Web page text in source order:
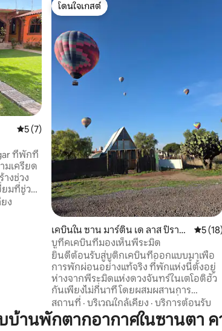
คะแนนเฉลี่ย 5 จาก 5, 7 รีวิว
5 (7)
ที่พักที่
มเครียด
งช่วง
ยมที่ช่วย
านนี้
ง
โดนใจเกสต์
โดนใจเกสต์
เคบินใน ซาน มาร์ติน เด ลาส ปิรามิ
ดส์
คะแนน
5
บูทีคเคบินที่มองเห็นพีระมิด
ยินดีต้อนรับสู่บูติกเคบินที่ออกแบบมาเพื่อ
การพักผ่อนอย่างแท้จริง ที่พักแห่งนี้ตั้งอยู่
ห่างจากพีระมิดแห่งดวงจันทร์ในเตโอติฮัว
กันเพียงไม่กี่นาที โดยผสมผสานการ
ออกแบบ ไม้ และพลังงานพิเศษที่ผู้เข้าพัก
หลายคนบรรยายว่าเป็นเอกลักษณ์ จาก
ด้านนอก คุณสามารถเพลิดเพลินกับสภาพ
สถานที่ · บริเวณใกล้เคียง · บริการต้อนรับ
านพักตากอากาศในซานตา ค